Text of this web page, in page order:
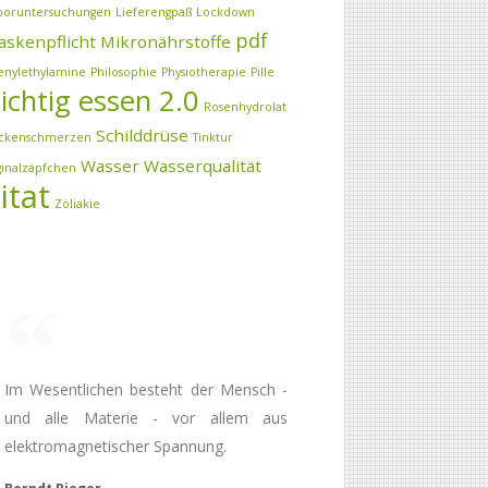
Lieferengpaß Lockdown
Mikronährstoffe pdf
Philosophie Physiotherapie Pille
essen 2.0 Rosenhydrolat
Schilddrüse Tinktur
Wasser Wasserqualität
Zöliakie
Im Wesentlichen besteht der Mensch -
und alle Materie - vor allem aus
elektromagnetischer Spannung.